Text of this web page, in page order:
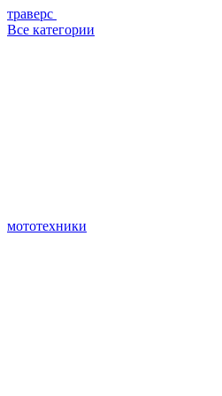
траверс
Все категории
мототехники